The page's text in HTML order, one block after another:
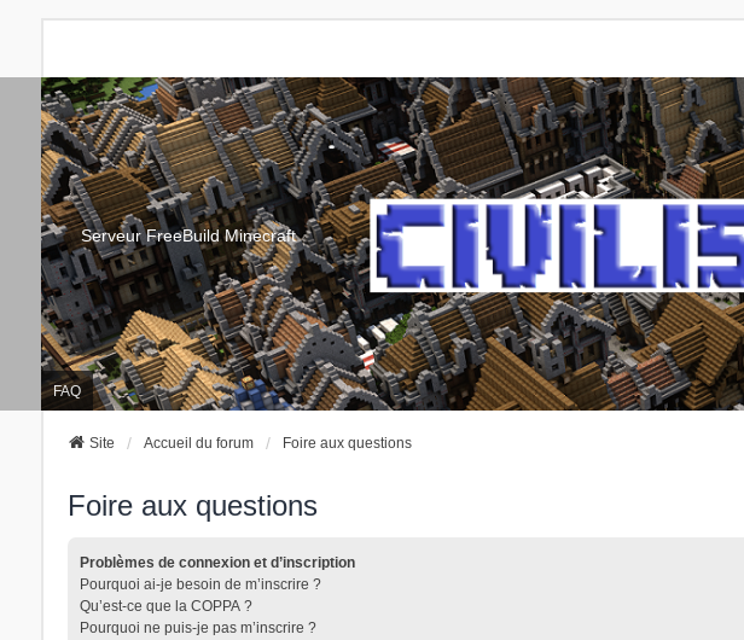
Serveur FreeBuild Minecraft
FAQ
Site Accueil du forum Foire aux questions
Foire aux questions
Problèmes de connexion et d’inscription
Pourquoi ai-je besoin de m’inscrire ?
Qu’est-ce que la COPPA ?
Pourquoi ne puis-je pas m’inscrire ?